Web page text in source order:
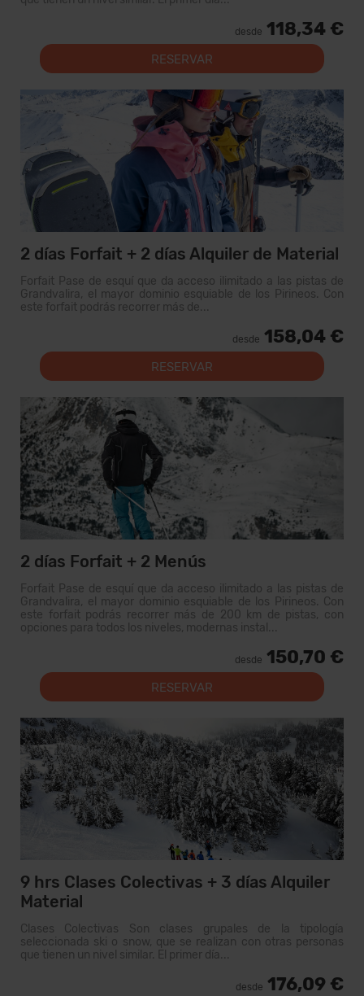
desde 118,34 €
RESERVAR
2 días Forfait + 2 días Alquiler de Material
Forfait Pase de esquí que da acceso ilimitado a las pistas de
Grandvalira, el mayor dominio esquiable de los Pirineos. Con
este forfait podrás recorrer más de...
desde 158,04 €
RESERVAR
2 días Forfait + 2 Menús
Forfait Pase de esquí que da acceso ilimitado a las pistas de
Grandvalira, el mayor dominio esquiable de los Pirineos. Con
este forfait podrás recorrer más de 200 km de pistas, con
opciones para todos los niveles, modernas instal...
desde 150,70 €
RESERVAR
9 hrs Clases Colectivas + 3 días Alquiler
Material
Clases Colectivas Son clases grupales de la tipología
seleccionada ski o snow, que se realizan con otras personas
que tienen un nivel similar. El primer día...
desde 176,09 €